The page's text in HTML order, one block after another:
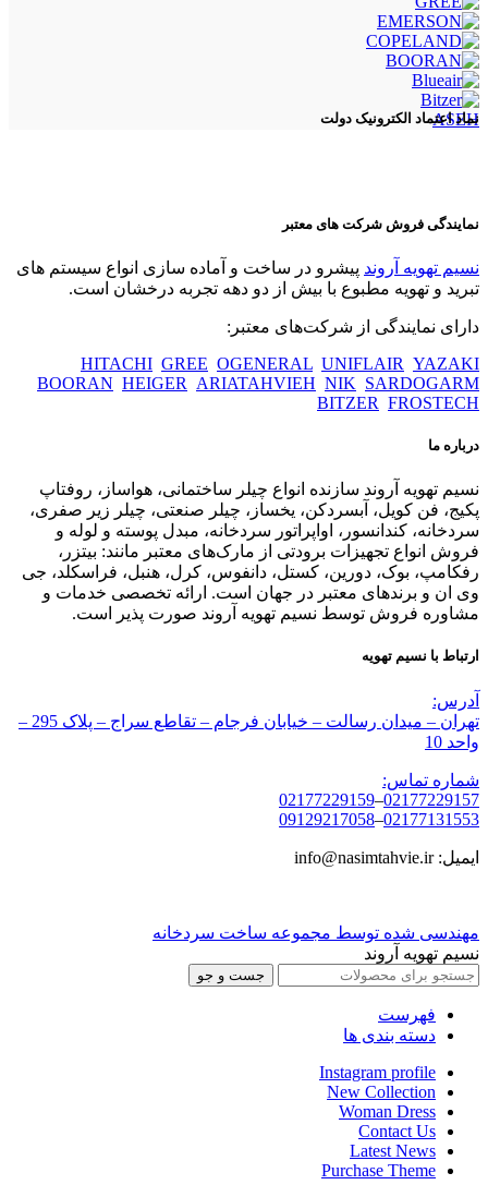
ASEH
نماد اعتماد الکترونیک دولت
نمایندگی فروش شرکت های معتبر
نسیم تهویه آروند پیشرو در ساخت و آماده سازی انواع سیستم های
تبرید و تهویه مطبوع با بیش از دو دهه تجربه درخشان است.
دارای نمایندگی از شرکت‌های معتبر:
HITACHI GREE OGENERAL UNIFLAIR YAZAKI
BOORAN HEIGER ARIATAHVIEH NIK SARDOGARM
BITZER FROSTECH
درباره ما
نسیم تهویه آروند سازنده انواع چیلر ساختمانی، هواساز، روفتاپ
پکیج، فن کویل، آبسردکن، یخساز، چیلر صنعتی، چیلر زیر صفری،
سردخانه، کندانسور، اواپراتور سردخانه، مبدل پوسته و لوله و
فروش انواع تجهیزات برودتی از مارک‌های معتبر مانند: بیتزر،
رفکامپ، بوک، دورین، کستل، دانفوس، کرل، هنبل، فراسکلد، جی
وی ان و برندهای معتبر در جهان است. ارائه تخصصی خدمات و
مشاوره فروش توسط نسیم تهویه آروند صورت پذیر است.
ارتباط با نسیم تهویه
آدرس:
تهران – میدان رسالت – خیابان فرجام – تقاطع سراج – پلاک 295 –
واحد 10
شماره تماس:
02177229157
–
02177229159
02177131553
–
09129217058
ایمیل: info@nasimtahvie.ir
مهندسی شده توسط مجموعه ساخت سردخانه
نسیم تهویه آروند
جست و جو
فهرست
دسته بندی ها
Instagram profile
New Collection
Woman Dress
Contact Us
Latest News
Purchase Theme